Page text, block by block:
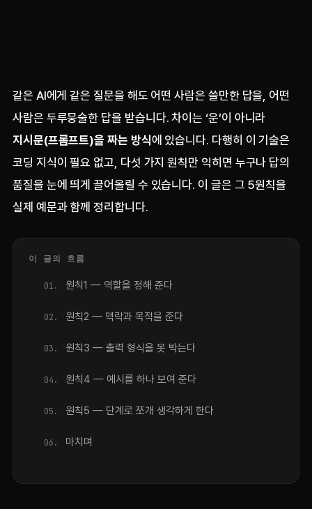
같은 AI에게 같은 질문을 해도 어떤 사람은 쓸만한 답을, 어떤
사람은 두루뭉술한 답을 받습니다. 차이는 ‘운’이 아니라
지시문(프롬프트)을 짜는 방식에 있습니다. 다행히 이 기술은
코딩 지식이 필요 없고, 다섯 가지 원칙만 익히면 누구나 답의
품질을 눈에 띄게 끌어올릴 수 있습니다. 이 글은 그 5원칙을
실제 예문과 함께 정리합니다.
이 글의 흐름
원칙1 — 역할을 정해 준다
원칙2 — 맥락과 목적을 준다
원칙3 — 출력 형식을 못 박는다
원칙4 — 예시를 하나 보여 준다
원칙5 — 단계로 쪼개 생각하게 한다
마치며